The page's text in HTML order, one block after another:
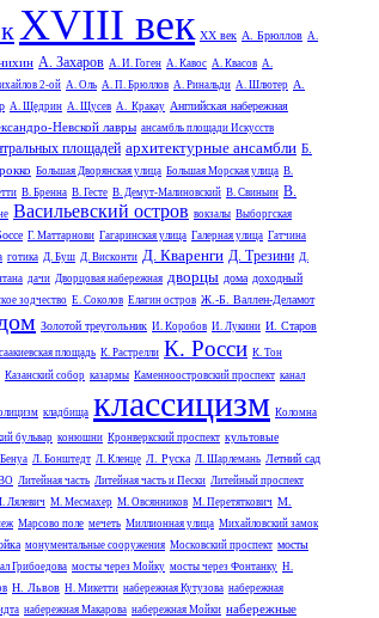
XVIII век XX век А. Брюллов А.
А. Захаров А. И. Гоген А. Кавос А. Квасов А.
2-ой А. Оль А. П. Брюллов А. Ринальди А. Шлютер А.
А. Щедрин А. Щусев А. Кракау Английская набережная
Невской лавры ансамбль площади Искусств
площадей архитектурные ансамбли Б.
Большая Дворянская улица Большая Морская улица В.
В. Бренна В. Гесте В. Демут-Малиновский В. Свиньин В.
Васильевский остров вокзалы Выборгская
Г. Маттарнови Гагаринская улица Галерная улица Гатчина
готика Д. Буш Д. Висконти Д. Кваренги Д. Трезини Д.
дачи Дворцовая набережная дворцы дома доходный
зодчество Е. Соколов Елагин остров Ж.-Б. Валлен-Деламот
Золотой треугольник И. Коробов И. Лукини И. Старов
площадь К. Растрелли К. Росси К. Тон
Казанский собор казармы Каменноостровский проспект канал
кладбища классицизм Коломна
бульвар конюшни Кронверкский проспект культовые
Л. Бонштедт Л. Кленце Л. Руска Л. Шарлемань Летний сад
Литейная часть Литейная часть и Пески Литейный проспект
Лялевич М. Месмахер М. Овсянников М. Перетяткович М.
Марсово поле мечеть Миллионная улица Михайловский замок
монументальные сооружения Московский проспект мосты
Грибоедова мосты через Мойку мосты через Фонтанку Н.
Н. Львов Н. Микетти набережная Кутузова набережная
набережная Макарова набережная Мойки набережные